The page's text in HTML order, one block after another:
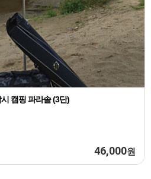
천류 피싱백 카모플라쥬 민물낚시 짬낚시가